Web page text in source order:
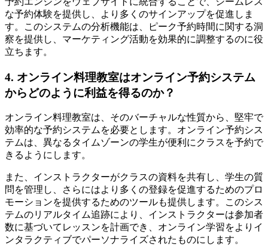
な予約体験を提供し、より多くのサインアップを促進しま
す。このシステムの分析機能は、ピーク予約時間に関する洞
察を提供し、マーケティング活動を効果的に調整するのに役
立ちます。
4. オンライン料理教室はオンライン予約システム
からどのように利益を得るのか？
オンライン料理教室は、そのバーチャルな性質から、堅牢で
効率的な予約システムを必要とします。オンライン予約シス
テムは、異なるタイムゾーンの学生が便利にクラスを予約で
きるようにします。
また、インストラクターがクラスの資料を共有し、学生の質
問を管理し、さらにはより多くの登録を促進するためのプロ
モーションを提供するためのツールも提供します。このシス
テムのリアルタイム追跡により、インストラクターは参加者
数に基づいてレッスンを計画でき、オンライン学習をよりイ
ンタラクティブでパーソナライズされたものにします。